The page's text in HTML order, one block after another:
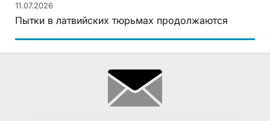
11.07.2026
Пытки в латвийских тюрьмах продолжаются